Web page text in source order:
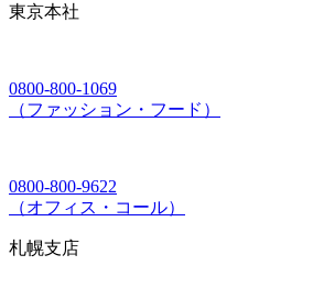
東京本社
0800-800-1069
（ファッション・フード）
0800-800-9622
（オフィス・コール）
札幌支店